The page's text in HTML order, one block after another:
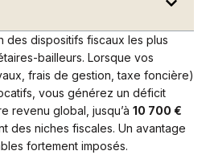
des dispositifs fiscaux les plus
bailleurs. Lorsque vos
frais de gestion, taxe foncière)
vous générez un déficit
revenu global, jusqu’à 10 700 €
des niches fiscales. Un avantage
fortement imposés.